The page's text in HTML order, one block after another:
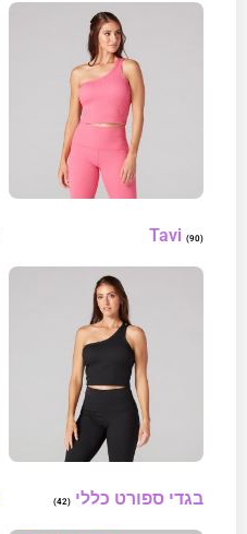
Tavi (90)
בגדי ספורט כללי (42)